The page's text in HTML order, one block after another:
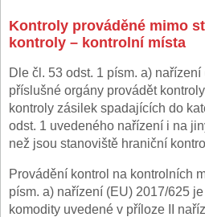
Kontroly prováděné mimo
kontroly – kontrolní místa
Dle čl. 53 odst. 1 písm. a)
příslušné orgány provádět
kontroly zásilek spadajících do
odst. 1 uvedeného nařízení i na
než jsou stanoviště hraniční
Provádění kontrol na kontrolních
písm. a) nařízení (EU) 2017/625
komodity uvedené v příloze II